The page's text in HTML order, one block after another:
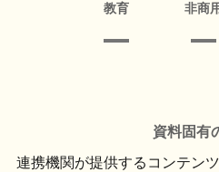
教育 非商
資料固有
連携機関が提供するコンテンツ